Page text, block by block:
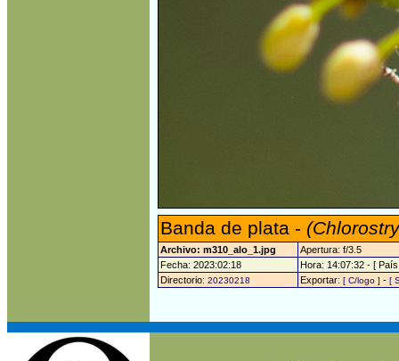
Banda de plata -
Archivo: m310_alo_1.jpg
Apertura: f/3.5
Fecha: 2023:02:18
Hora: 14:07:32 - [
Directorio: 20230218 Exportar: [ C/logo ] - [